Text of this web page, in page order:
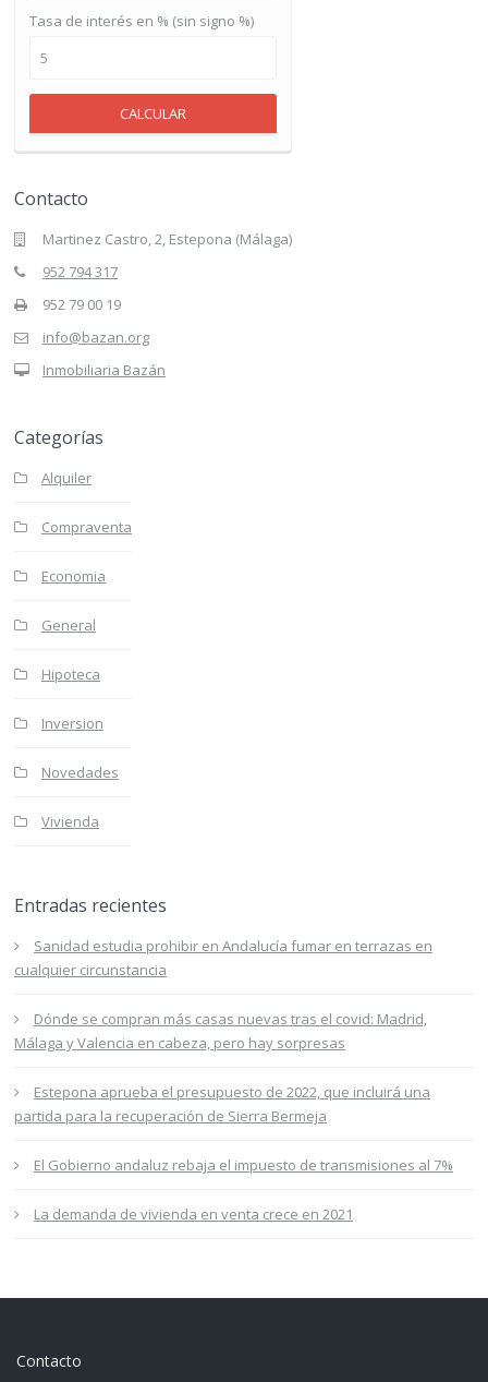
Tasa de interés en % (sin signo %)
CALCULAR
Contacto
Martinez Castro, 2, Estepona (Málaga)
952 794 317
952 79 00 19
info@bazan.org
Inmobiliaria Bazán
Categorías
Alquiler
Compraventa
Economia
General
Hipoteca
Inversion
Novedades
Vivienda
Entradas recientes
Sanidad estudia prohibir en Andalucía fumar en terrazas en
cualquier circunstancia
Dónde se compran más casas nuevas tras el covid: Madrid,
Málaga y Valencia en cabeza, pero hay sorpresas
Estepona aprueba el presupuesto de 2022, que incluirá una
partida para la recuperación de Sierra Bermeja
El Gobierno andaluz rebaja el impuesto de transmisiones al 7%
La demanda de vivienda en venta crece en 2021
Contacto